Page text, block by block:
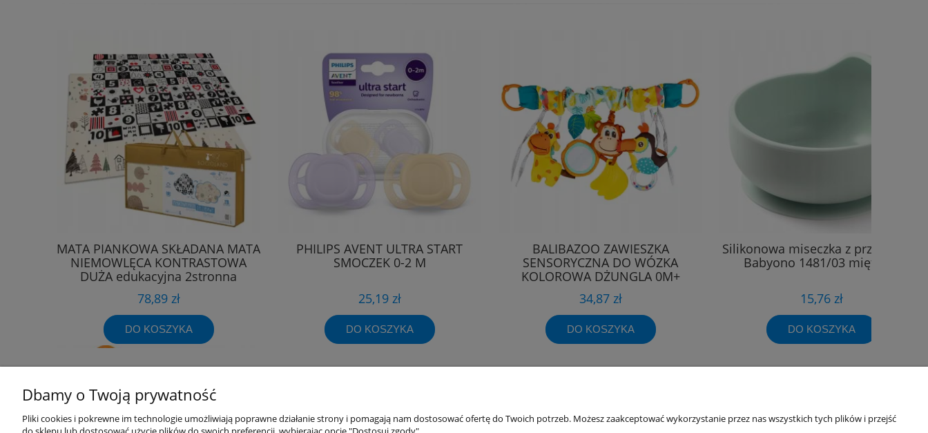
MATA PIANKOWA SKŁADANA MATA
NIEMOWLĘCA KONTRASTOWA
DUŻA edukacyjna 2stronna
78,89 zł
DO KOSZYKA
PHILIPS AVENT ULTRA START
SMOCZEK 0-2 M
25,19 zł
DO KOSZYKA
BALIBAZOO ZAWIESZKA
SENSORYCZNA DO WÓZKA
KOLOROWA DŻUNGLA 0M+
34,87 zł
DO KOSZYKA
Silikonowa miseczka z przyssawką
Babyono 1481/03 miętowa
15,76 zł
DO KOSZYKA
Przydatne linki Warunki zakupów Moje konto Informacje o sklepie
Dbamy o Twoją prywatność
Pliki cookies i pokrewne im technologie umożliwiają poprawne działanie strony i pomagają nam dostosować ofertę do Twoich potrzeb. Możesz zaakceptować wykorzystanie przez nas wszystkich tych plików i przejść